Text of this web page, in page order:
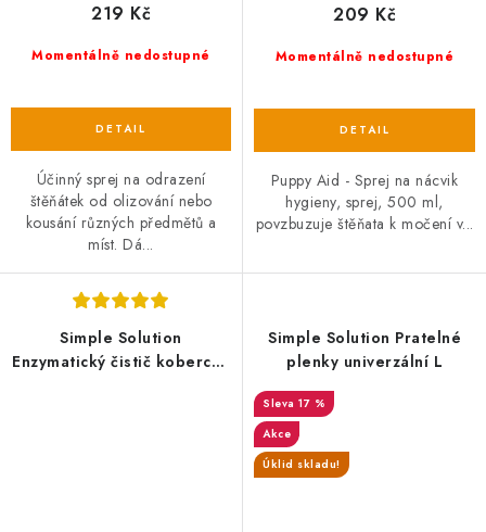
Momentálně nedostupné
219 Kč
Účinný sprej na odrazení
štěňátek od olizování nebo
kousání různých předmětů a
míst. Dá...
Momentálně nedostupné
209 Kč
Puppy Aid - Sprej na nácvik
hygieny, sprej, 500 ml,
povzbuzuje štěňata k močení v...
Simple Solution
Enzymatický čistič koberců -
Simple Solution Pratelné
plenky univerzální L
17 %
Akce
Úklid skladu!